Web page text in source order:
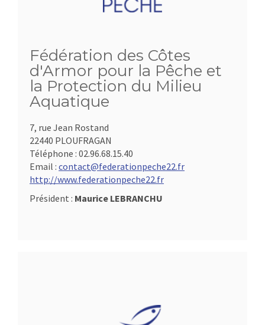
Fédération des Côtes
d'Armor pour la Pêche et
la Protection du Milieu
Aquatique
7, rue Jean Rostand
22440 PLOUFRAGAN
Téléphone : 02.96.68.15.40
Email : contact@federationpeche22.fr
http://www.federationpeche22.fr
Président : Maurice LEBRANCHU